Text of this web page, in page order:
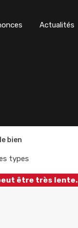
Actualités
bien
types
être très lente.